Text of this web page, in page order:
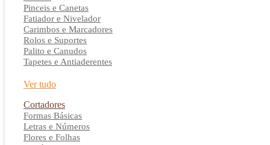
Pinceis e Canetas
Fatiador e Nivelador
Carimbos e Marcadores
Rolos e Suportes
Palito e Canudos
Tapetes e Antiaderentes
Ver tudo
Cortadores
Formas Básicas
Letras e Números
Flores e Folhas